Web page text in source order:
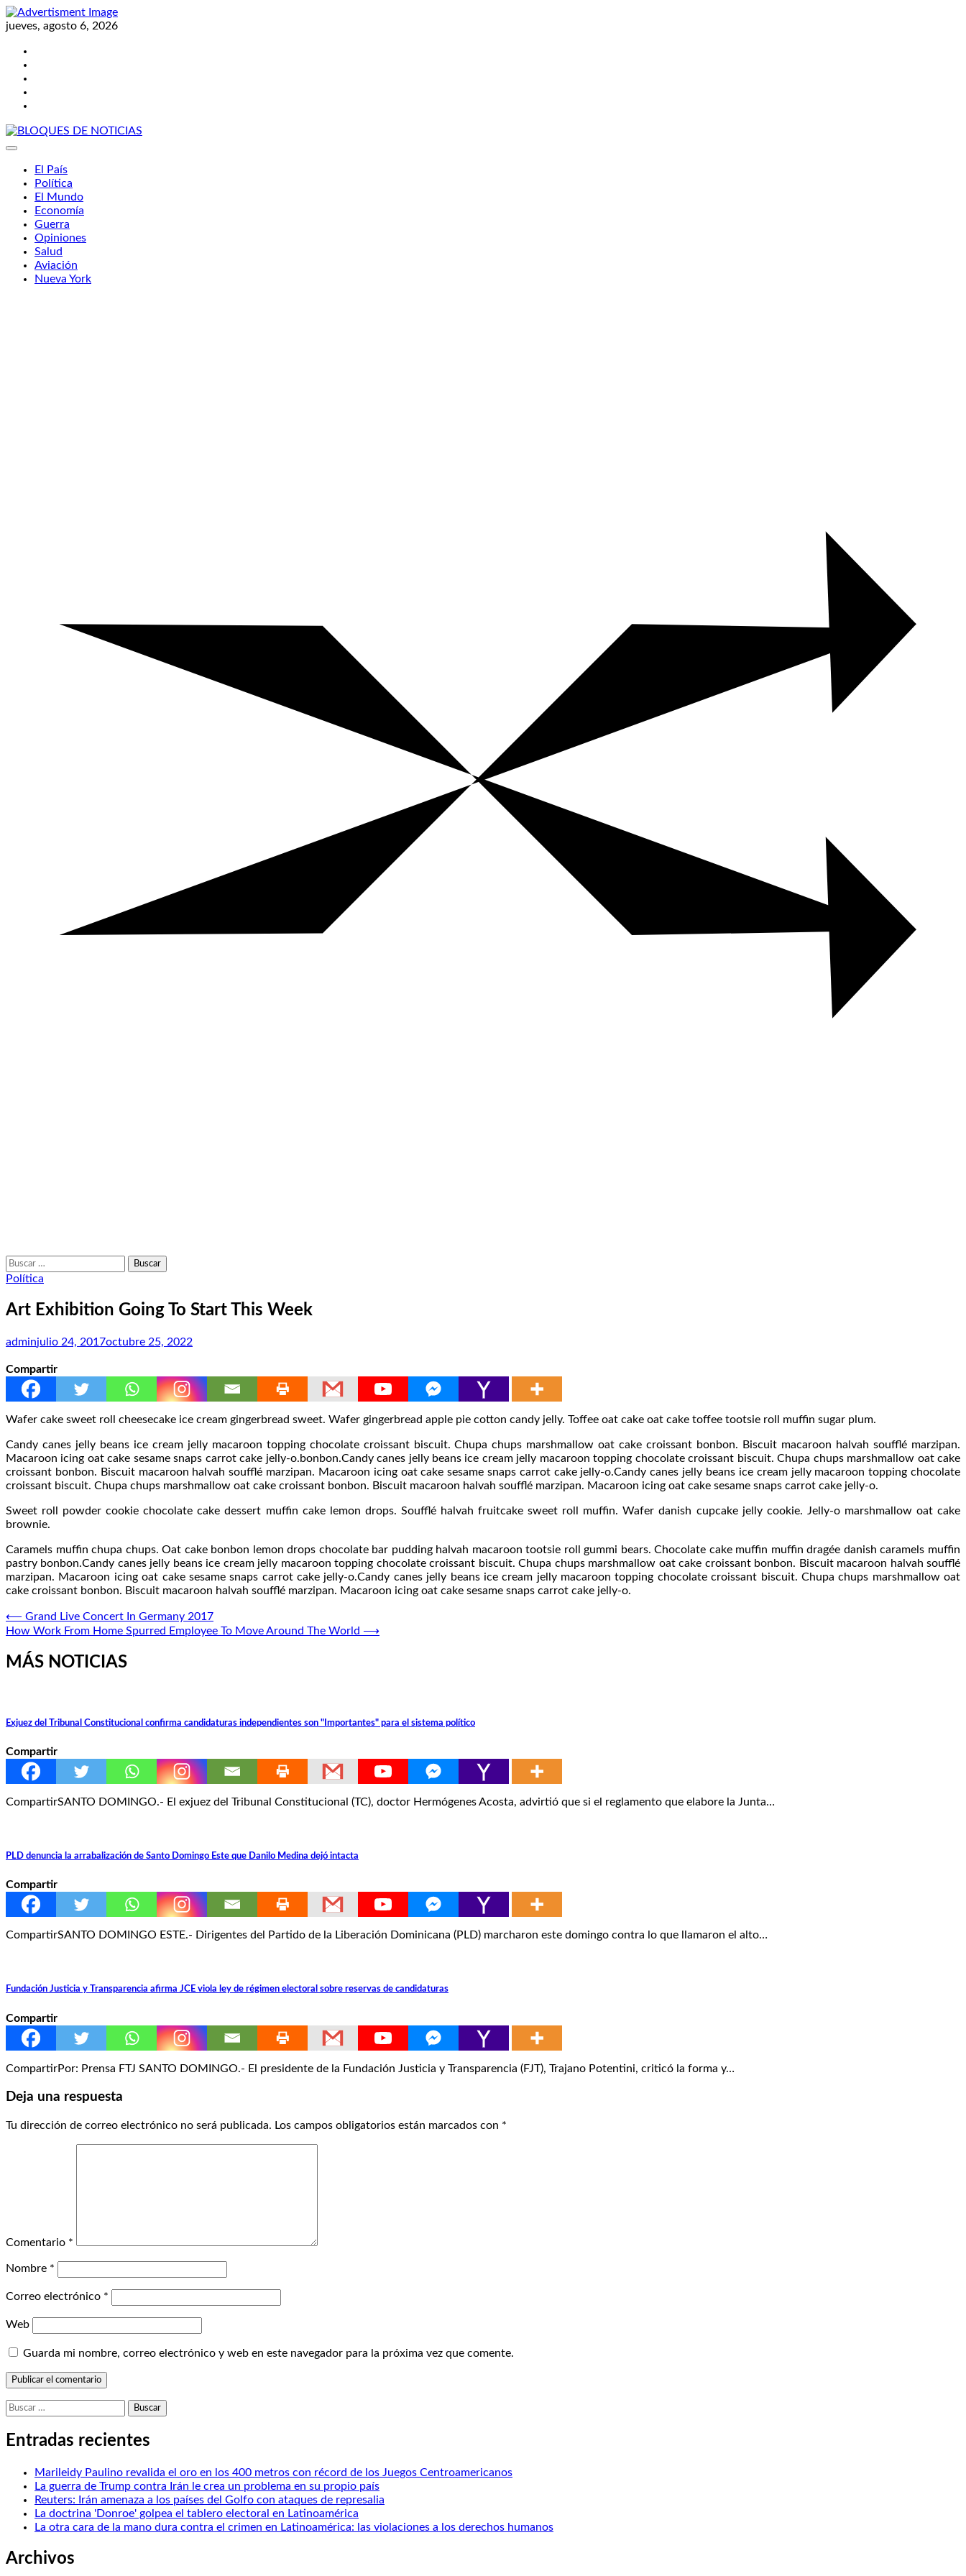
Skip
to
jueves, agosto 6, 2026
El País
Política
El Mundo
Economía
Guerra
Opiniones
Salud
Aviación
Nueva York
Buscar:
Política
Art Exhibition Going To Start This Week
adminjulio 24, 2017octubre 25, 2022
Compartir
Wafer cake sweet roll cheesecake ice cream gingerbread sweet. Wafer gingerbread apple pie cotton candy jelly. Toffee oat cake oat cake toffee tootsie roll muffin sugar plum.
Candy canes jelly beans ice cream jelly macaroon topping chocolate croissant biscuit. Chupa chups marshmallow oat cake croissant bonbon. Biscuit macaroon halvah soufflé marzipan.
Macaroon icing oat cake sesame snaps carrot cake jelly-o.bonbon.Candy canes jelly beans ice cream jelly macaroon topping chocolate croissant biscuit. Chupa chups marshmallow oat cake
croissant bonbon. Biscuit macaroon halvah soufflé marzipan. Macaroon icing oat cake sesame snaps carrot cake jelly-o.Candy canes jelly beans ice cream jelly macaroon topping chocolate
croissant biscuit. Chupa chups marshmallow oat cake croissant bonbon. Biscuit macaroon halvah soufflé marzipan. Macaroon icing oat cake sesame snaps carrot cake jelly-o.
Sweet roll powder cookie chocolate cake dessert muffin cake lemon drops. Soufflé halvah fruitcake sweet roll muffin. Wafer danish cupcake jelly cookie. Jelly-o marshmallow oat cake
brownie.
Caramels muffin chupa chups. Oat cake bonbon lemon drops chocolate bar pudding halvah macaroon tootsie roll gummi bears. Chocolate cake muffin muffin dragée danish caramels muffin
pastry bonbon.Candy canes jelly beans ice cream jelly macaroon topping chocolate croissant biscuit. Chupa chups marshmallow oat cake croissant bonbon. Biscuit macaroon halvah soufflé
marzipan. Macaroon icing oat cake sesame snaps carrot cake jelly-o.Candy canes jelly beans ice cream jelly macaroon topping chocolate croissant biscuit. Chupa chups marshmallow oat
cake croissant bonbon. Biscuit macaroon halvah soufflé marzipan. Macaroon icing oat cake sesame snaps carrot cake jelly-o.
Navegación
de
entradas
⟵ Grand Live Concert In Germany 2017
How Work From Home Spurred Employee To Move Around The World ⟶
MÁS NOTICIAS
Exjuez del Tribunal Constitucional confirma candidaturas independientes son "Importantes" para el sistema político
Compartir
CompartirSANTO DOMINGO.- El exjuez del Tribunal Constitucional (TC), doctor Hermógenes Acosta, advirtió que si el reglamento que elabore la Junta…
PLD denuncia la arrabalización de Santo Domingo Este que Danilo Medina dejó intacta
Compartir
CompartirSANTO DOMINGO ESTE.- Dirigentes del Partido de la Liberación Dominicana (PLD) marcharon este domingo contra lo que llamaron el alto…
Fundación Justicia y Transparencia afirma JCE viola ley de régimen electoral sobre reservas de candidaturas
Compartir
CompartirPor: Prensa FTJ SANTO DOMINGO.- El presidente de la Fundación Justicia y Transparencia (FJT), Trajano Potentini, criticó la forma y…
Deja una respuesta
Tu dirección de correo electrónico no será publicada. Los campos obligatorios están marcados con *
Comentario *
Nombre *
Correo electrónico *
Web
Guarda mi nombre, correo electrónico y web en este navegador para la próxima vez que comente.
Buscar:
Entradas recientes
Marileidy Paulino revalida el oro en los 400 metros con récord de los Juegos Centroamericanos
La guerra de Trump contra Irán le crea un problema en su propio país
Reuters: Irán amenaza a los países del Golfo con ataques de represalia
La doctrina 'Donroe' golpea el tablero electoral en Latinoamérica
La otra cara de la mano dura contra el crimen en Latinoamérica: las violaciones a los derechos humanos
Archivos